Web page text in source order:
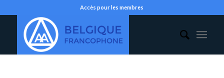
Accès pour les membres